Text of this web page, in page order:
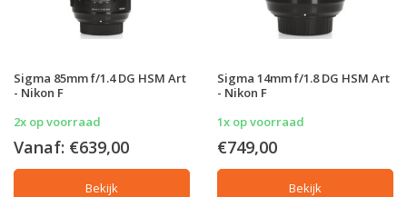
Sigma 85mm f/1.4 DG HSM Art
- Nikon F
2x op voorraad
Vanaf: €639,00
Bekijk
Sigma 14mm f/1.8 DG HSM Art
- Nikon F
1x op voorraad
€749,00
Bekijk